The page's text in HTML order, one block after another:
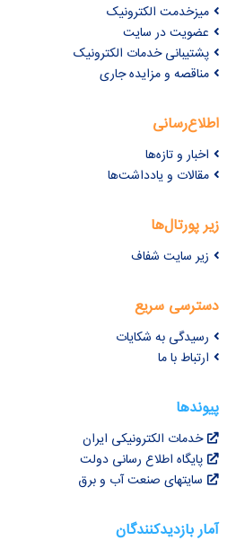
میزخدمت الکترونیک
عضویت در سایت
پشتیبانی خدمات الکترونیک
مناقصه و مزایده جاری
اطلاع‌رسانی
اخبار و تازه‌ها
مقالات و یادداشت‌ها
زیر پورتال‌ها
زیر سایت شفاف
دسترسی سریع
رسیدگی به شکایات
ارتباط با ما
پیوندها
خدمات الکترونیکی ایران
پایگاه اطلاع رسانی دولت
سایتهای صنعت آب و برق
آمار بازدیدکنندگان